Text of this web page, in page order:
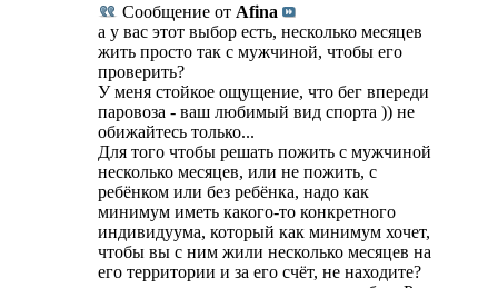
Сообщение от Afina
а у вас этот выбор есть, несколько месяцев
жить просто так с мужчиной, чтобы его
проверить?
У меня стойкое ощущение, что бег впереди
паровоза - ваш любимый вид спорта )) не
обижайтесь только...
Для того чтобы решать пожить с мужчиной
несколько месяцев, или не пожить, с
ребёнком или без ребёнка, надо как
минимум иметь какого-то конкретного
индивидуума, который как минимум хочет,
чтобы вы с ним жили несколько месяцев на
его территории и за его счёт, не находите?